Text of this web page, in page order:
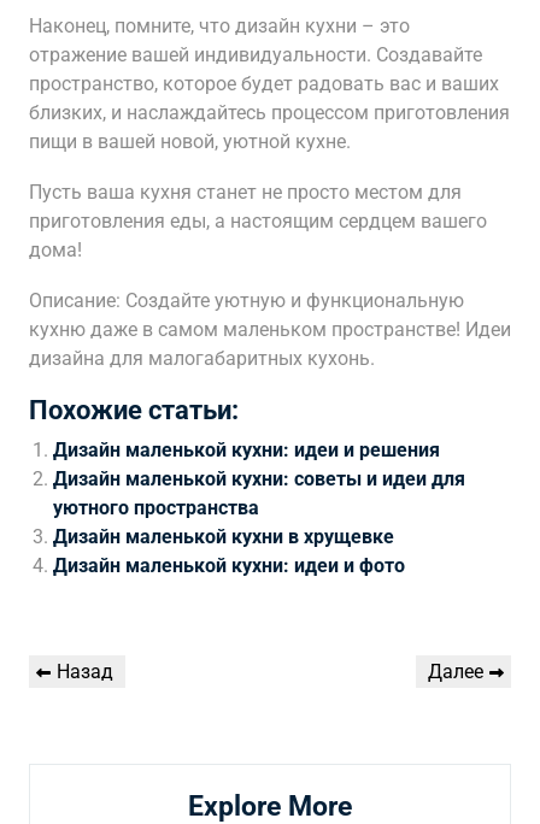
Наконец, помните, что дизайн кухни – это
отражение вашей индивидуальности. Создавайте
пространство, которое будет радовать вас и ваших
близких, и наслаждайтесь процессом приготовления
пищи в вашей новой, уютной кухне.
Пусть ваша кухня станет не просто местом для
приготовления еды, а настоящим сердцем вашего
дома!
Описание: Создайте уютную и функциональную
кухню даже в самом маленьком пространстве! Идеи
дизайна для малогабаритных кухонь.
Похожие статьи:
Дизайн маленькой кухни: идеи и решения
Дизайн маленькой кухни: советы и идеи для
уютного пространства
Дизайн маленькой кухни в хрущевке
Дизайн маленькой кухни: идеи и фото
Навигация
Предыдущая
Назад
Следующая
Далее
Explore More